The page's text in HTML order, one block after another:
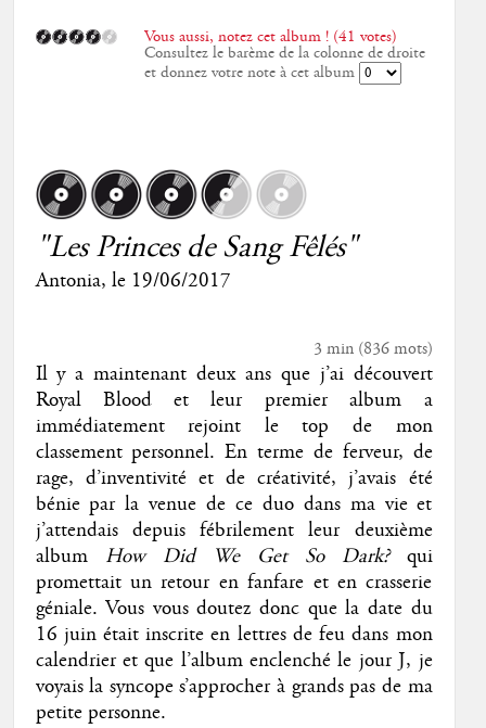
Vous aussi, notez cet album ! (41 votes)
Consultez le barème de la colonne de droite
et donnez votre note à cet album
"Les Princes de Sang Fêlés"
Antonia, le 19/06/2017
3 min(836mots)
Il y a maintenant deux ans que j’ai découvert
Royal Blood et leur premier album a
immédiatement rejoint le top de mon
classement personnel. En terme de ferveur, de
rage, d’inventivité et de créativité, j’avais été
bénie par la venue de ce duo dans ma vie et
j’attendais depuis fébrilement leur deuxième
album How Did We Get So Dark?qui
promettait un retour en fanfare et en crasserie
géniale. Vous vous doutez donc que la date du
16 juin était inscrite en lettres de feu dans mon
calendrier et que l’album enclenché le jour J, je
voyais la syncope s’approcher à grands pas de ma
petite personne.